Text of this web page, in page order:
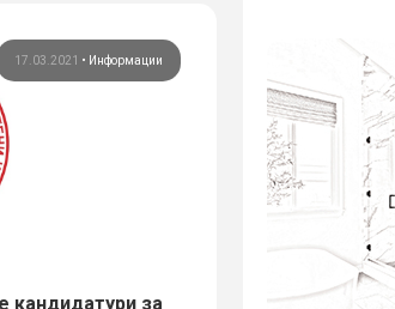
17.03.2021 • Информации
кандидатури за